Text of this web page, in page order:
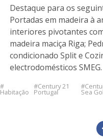
Destaque para os
Portadas em madeira à
interiores pivotantes
madeira maciça Riga;
condicionado Split e
electrodomésticos SMEG.
Habitação
Century 21
Portugal Sea